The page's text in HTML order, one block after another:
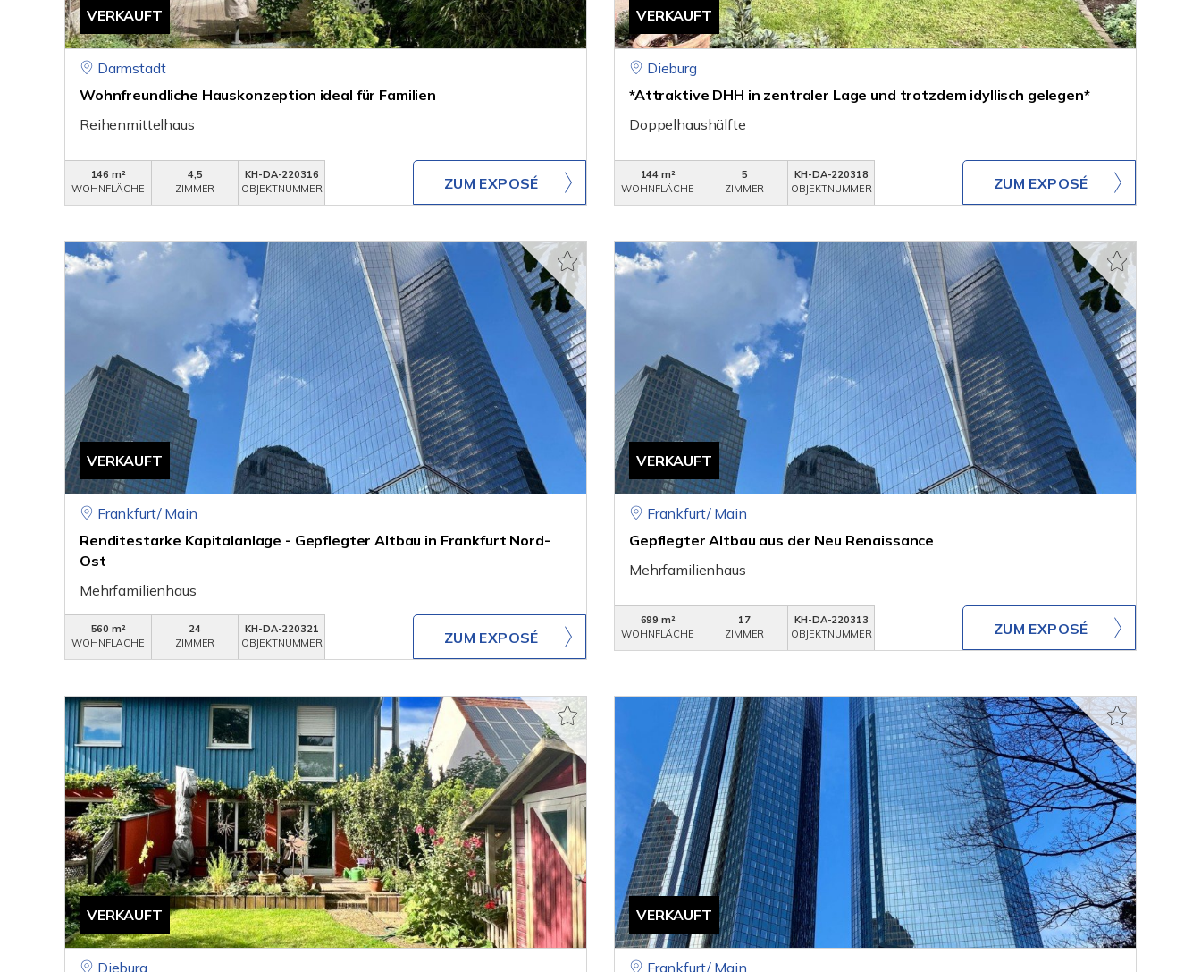
VERKAUFT
Darmstadt
Wohnfreundliche Hauskonzeption ideal für Familien
Reihenmittelhaus
146 m²
WOHNFLÄCHE
4,5
ZIMMER
KH-DA-220316
OBJEKTNUMMER
ZUM EXPOSÉ
VERKAUFT
Dieburg
*Attraktive DHH in zentraler Lage und trotzdem idyllisch gelegen*
Doppelhaushälfte
144 m²
WOHNFLÄCHE
5
ZIMMER
KH-DA-220318
OBJEKTNUMMER
ZUM EXPOSÉ
VERKAUFT
Frankfurt/ Main
Renditestarke Kapitalanlage - Gepflegter Altbau in Frankfurt Nord-
Ost
Mehrfamilienhaus
560 m²
WOHNFLÄCHE
24
ZIMMER
KH-DA-220321
OBJEKTNUMMER
ZUM EXPOSÉ
VERKAUFT
Frankfurt/ Main
Gepflegter Altbau aus der Neu Renaissance
Mehrfamilienhaus
699 m²
WOHNFLÄCHE
17
ZIMMER
KH-DA-220313
OBJEKTNUMMER
ZUM EXPOSÉ
VERKAUFT
Dieburg
VERKAUFT
Frankfurt/ Main